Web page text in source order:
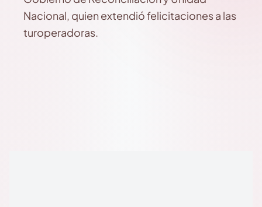
Nacional, quien extendió felicitaciones a las
turoperadoras.